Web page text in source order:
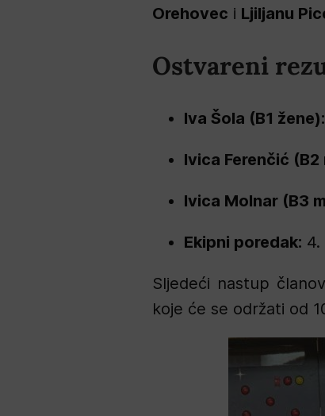
Orehovec i Ljiljanu
Ostvareni
Iva Šola (B1 žene):
Ivica Ferenčić (B2
Ivica Molnar (B3
Ekipni poredak: 4.
Sljedeći nastup
koje će se održati od